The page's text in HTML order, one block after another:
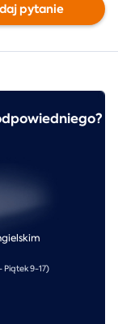
pytanie
Piątek 9-17)